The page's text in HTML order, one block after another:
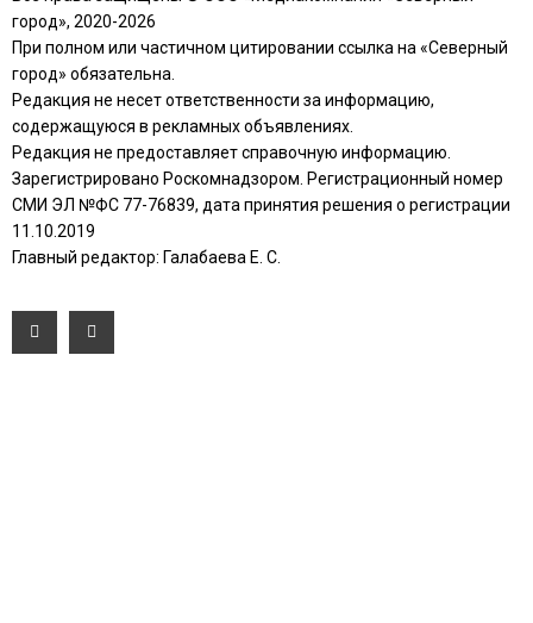
город», 2020-2026
При полном или частичном цитировании ссылка на «Северный
город» обязательна.
Редакция не несет ответственности за информацию,
содержащуюся в рекламных объявлениях.
Редакция не предоставляет справочную информацию.
Зарегистрировано Роскомнадзором. Регистрационный номер
СМИ ЭЛ №ФС 77-76839, дата принятия решения о регистрации
11.10.2019
Главный редактор: Галабаева Е. С.